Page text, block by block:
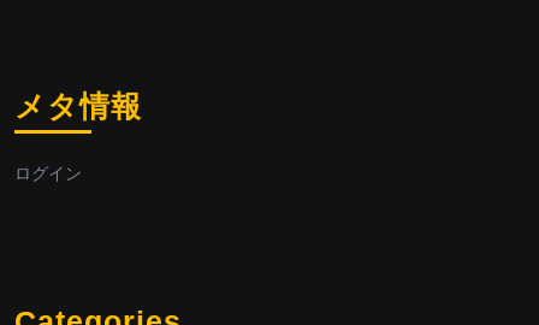
メタ情報
ログイン